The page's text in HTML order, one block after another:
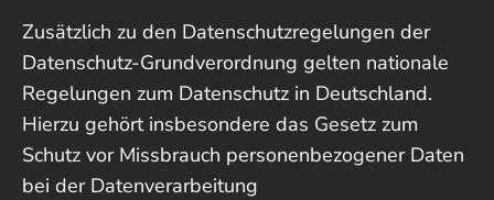
Zusätzlich zu den Datenschutzregelungen der
Datenschutz-Grundverordnung gelten nationale
Regelungen zum Datenschutz in Deutschland.
Hierzu gehört insbesondere das Gesetz zum
Schutz vor Missbrauch personenbezogener Daten
bei der Datenverarbeitung